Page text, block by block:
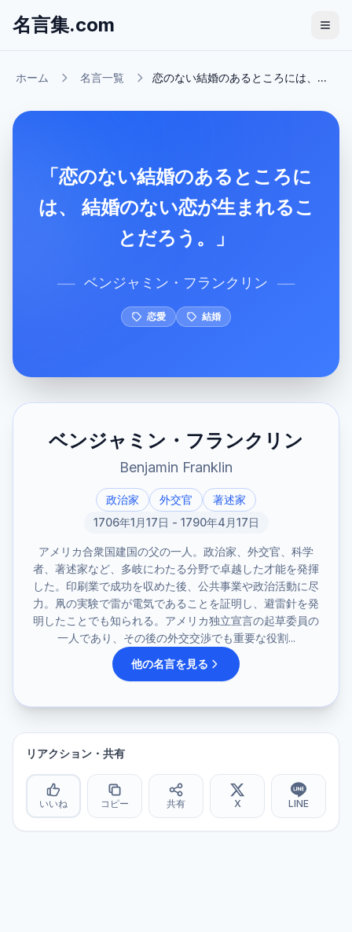
名言集.com
ホーム 名言一覧 恋のない結婚のあるところには、...
「恋のない結婚のあるところに
は、 結婚のない恋が生まれるこ
とだろう。」
── ベンジャミン・フランクリン ──
恋愛 結婚
ベンジャミン・フランクリン
Benjamin Franklin
政治家 外交官
著述家
1706年1月17日 - 1790年4月17日
アメリカ合衆国建国の父の一人。政治家、外交官、科学
者、著述家など、多岐にわたる分野で卓越した才能を発揮
した。印刷業で成功を収めた後、公共事業や政治活動に尽
力。凧の実験で雷が電気であることを証明し、避雷針を発
明したことでも知られる。アメリカ独立宣言の起草委員の
一人であり、その後の外交交渉でも重要な役割...
他の名言を見る
リアクション・共有
いいね コピー 共有 X LINE